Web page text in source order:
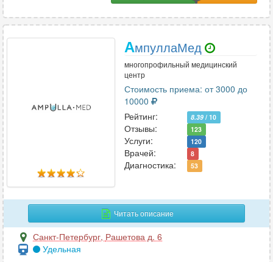
АмпуллаМед
многопрофильный медицинский
центр
Стоимость приема: от 3000 до
10000
Рейтинг:
8.39 / 10
Отзывы: 123
Услуги: 120
Врачей: 8
Диагностика: 53
Читать описание
Санкт-Петербург, Рашетова д. 6
Удельная